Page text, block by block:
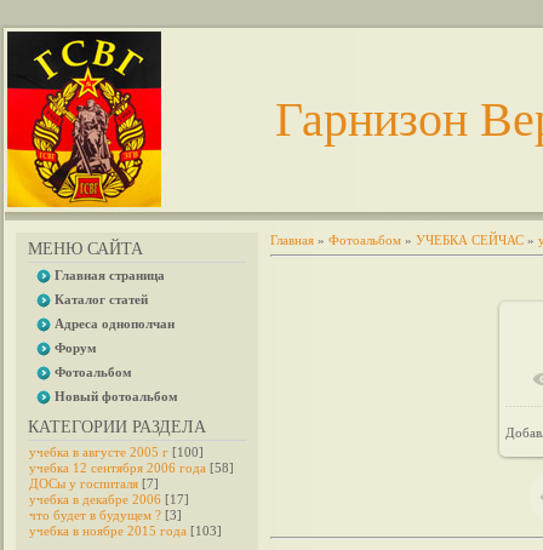
Гарнизон
МЕНЮ САЙТА
Главная страница
Каталог статей
Адреса однополчан
Форум
Фотоальбом
Новый фотоальбом
КАТЕГОРИИ РАЗДЕЛА
учебка в августе 2005 г [100]
учебка 12 сентября 2006 года [58]
ДОСы у госпиталя [7]
учебка в декабре 2006 [17]
что будет в будущем ? [3]
учебка в ноябре 2015 года [103]
Главная » Фотоальбом » УЧЕБКА СЕЙЧАС »